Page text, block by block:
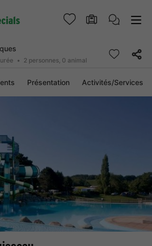
2 personnes, 0 animal
Présentation Activités/Services